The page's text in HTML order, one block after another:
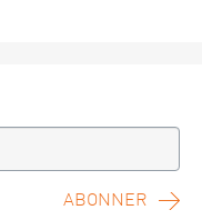
ABONNER